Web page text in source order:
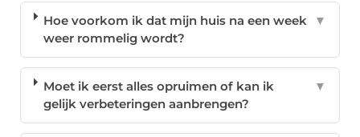
Hoe voorkom ik dat mijn huis na een week
weer rommelig wordt?
▼
Moet ik eerst alles opruimen of kan ik
gelijk verbeteringen aanbrengen?
▼